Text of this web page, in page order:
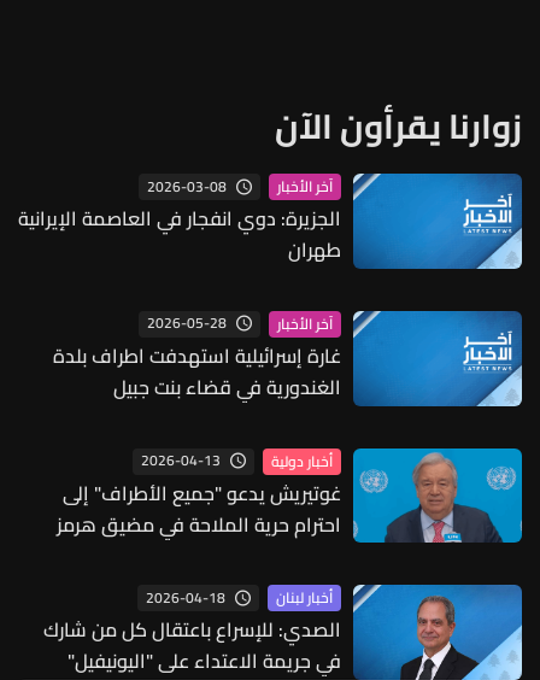
زوارنا يقرأون الآن
آخر الأخبار 2026-03-08
الجزيرة: دوي انفجار في العاصمة الإيرانية
طهران
آخر الأخبار 2026-05-28
غارة إسرائيلية استهدفت اطراف بلدة
الغندورية في قضاء بنت جبيل
أخبار دولية 2026-04-13
غوتيريش يدعو "جميع الأطراف" إلى
احترام حرية الملاحة في مضيق هرمز
أخبار لبنان 2026-04-18
الصدي: للإسراع باعتقال كل من شارك
في جريمة الاعتداء على "اليونيفيل"